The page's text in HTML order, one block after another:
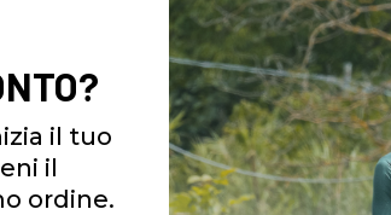
il tuo
il
ordine.